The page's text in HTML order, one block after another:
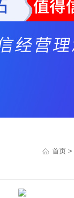
首页 >